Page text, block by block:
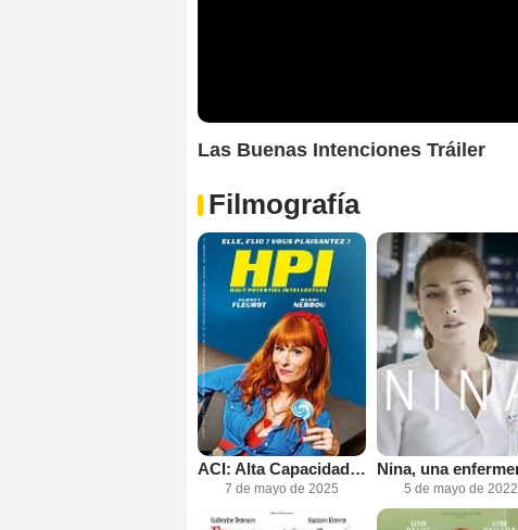
Las Buenas Intenciones Tráiler
Filmografía
ACI: Alta Capacidad Intelectual
7 de mayo de 2025 5 de mayo de 2022